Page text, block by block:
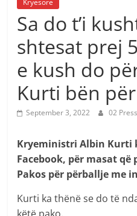
Sa do t’i
shtesat prej
e kush do
Kurti bën
September 3, 2022 02 Press
Kryeministri Albin Kurti
Facebook, për masat
Pakos për përballje me
Kurti ka thënë se do të